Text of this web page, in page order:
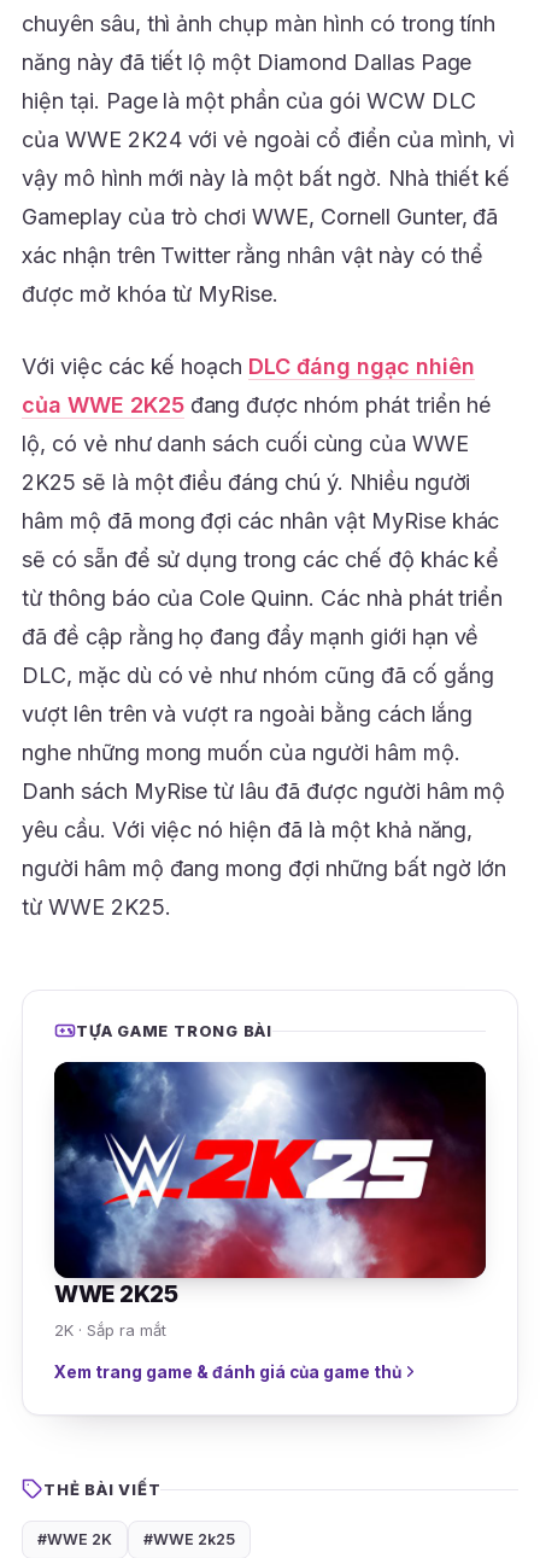
chuyên sâu, thì ảnh chụp màn hình có trong tính
năng này đã tiết lộ một Diamond Dallas Page
hiện tại. Page là một phần của gói WCW DLC
của WWE 2K24 với vẻ ngoài cổ điển của mình, vì
vậy mô hình mới này là một bất ngờ. Nhà thiết kế
Gameplay của trò chơi WWE, Cornell Gunter, đã
xác nhận trên Twitter rằng nhân vật này có thể
được mở khóa từ MyRise.
Với việc các kế hoạch DLC đáng ngạc nhiên
của WWE 2K25đang được nhóm phát triển hé
lộ, có vẻ như danh sách cuối cùng của WWE
2K25 sẽ là một điều đáng chú ý. Nhiều người
hâm mộ đã mong đợi các nhân vật MyRise khác
sẽ có sẵn để sử dụng trong các chế độ khác kể
từ thông báo của Cole Quinn. Các nhà phát triển
đã đề cập rằng họ đang đẩy mạnh giới hạn về
DLC, mặc dù có vẻ như nhóm cũng đã cố gắng
vượt lên trên và vượt ra ngoài bằng cách lắng
nghe những mong muốn của người hâm mộ.
Danh sách MyRise từ lâu đã được người hâm mộ
yêu cầu. Với việc nó hiện đã là một khả năng,
người hâm mộ đang mong đợi những bất ngờ lớn
từ WWE 2K25.
TỰA GAME TRONG BÀI
WWE 2K25
2K · Sắp ra mắt
Xem trang game & đánh giá của game thủ
THẺ BÀI VIẾT
#WWE 2K #WWE 2k25